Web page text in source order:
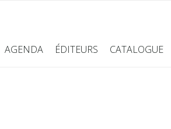
AGENDA ÉDITEURS CATALOGUE